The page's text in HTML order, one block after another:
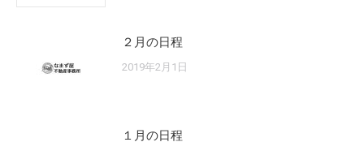
２月の日程
2019年2月1日
１月の日程